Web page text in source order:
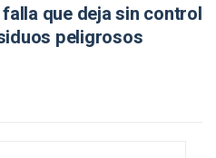
que deja sin control
peligrosos